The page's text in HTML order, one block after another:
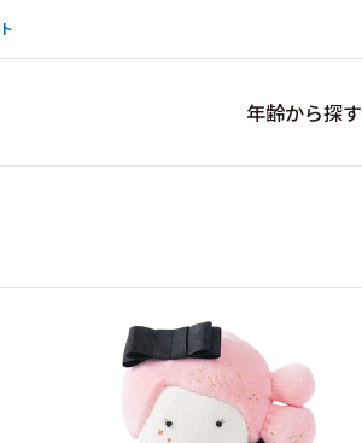
年齢から探す